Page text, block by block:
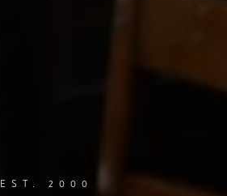
EST. 2000